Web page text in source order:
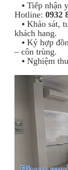
• Tiếp nhận
Hotline: 0932
• Khảo sát,
khách hang.
• Ký hợp
– côn trùng.
• Nghiệm